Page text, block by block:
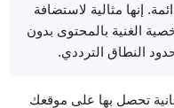
إنها مثالية لاستضافة
الغنية بالمحتوى بدون
النطاق الترددي.
تحصل بها على موقعك